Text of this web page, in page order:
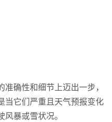
确性和细节上迈出一步，
当它们严重且天气预报变化
暴或雪状况。